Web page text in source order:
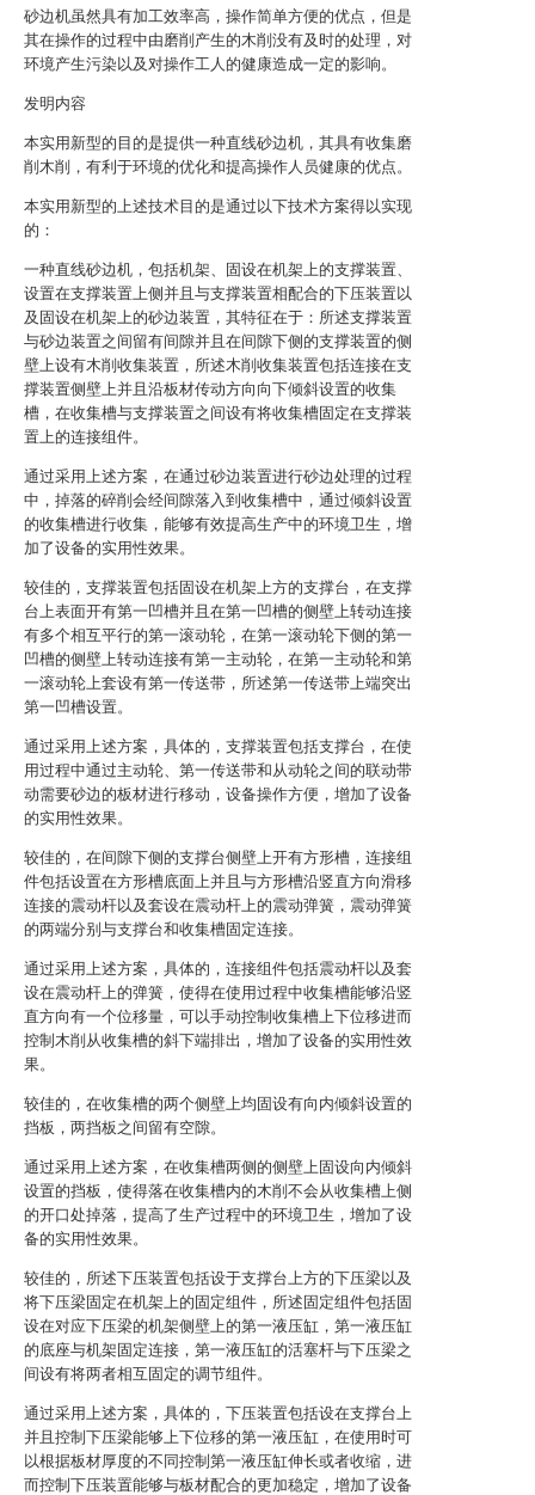
砂边机虽然具有加工效率高，操作简单方便的优点，但是
其在操作的过程中由磨削产生的木削没有及时的处理，对
环境产生污染以及对操作工人的健康造成一定的影响。
发明内容
本实用新型的目的是提供一种直线砂边机，其具有收集磨
削木削，有利于环境的优化和提高操作人员健康的优点。
本实用新型的上述技术目的是通过以下技术方案得以实现
的：
一种直线砂边机，包括机架、固设在机架上的支撑装置、
设置在支撑装置上侧并且与支撑装置相配合的下压装置以
及固设在机架上的砂边装置，其特征在于：所述支撑装置
与砂边装置之间留有间隙并且在间隙下侧的支撑装置的侧
壁上设有木削收集装置，所述木削收集装置包括连接在支
撑装置侧壁上并且沿板材传动方向向下倾斜设置的收集
槽，在收集槽与支撑装置之间设有将收集槽固定在支撑装
置上的连接组件。
通过采用上述方案，在通过砂边装置进行砂边处理的过程
中，掉落的碎削会经间隙落入到收集槽中，通过倾斜设置
的收集槽进行收集，能够有效提高生产中的环境卫生，增
加了设备的实用性效果。
较佳的，支撑装置包括固设在机架上方的支撑台，在支撑
台上表面开有第一凹槽并且在第一凹槽的侧壁上转动连接
有多个相互平行的第一滚动轮，在第一滚动轮下侧的第一
凹槽的侧壁上转动连接有第一主动轮，在第一主动轮和第
一滚动轮上套设有第一传送带，所述第一传送带上端突出
第一凹槽设置。
通过采用上述方案，具体的，支撑装置包括支撑台，在使
用过程中通过主动轮、第一传送带和从动轮之间的联动带
动需要砂边的板材进行移动，设备操作方便，增加了设备
的实用性效果。
较佳的，在间隙下侧的支撑台侧壁上开有方形槽，连接组
件包括设置在方形槽底面上并且与方形槽沿竖直方向滑移
连接的震动杆以及套设在震动杆上的震动弹簧，震动弹簧
的两端分别与支撑台和收集槽固定连接。
通过采用上述方案，具体的，连接组件包括震动杆以及套
设在震动杆上的弹簧，使得在使用过程中收集槽能够沿竖
直方向有一个位移量，可以手动控制收集槽上下位移进而
控制木削从收集槽的斜下端排出，增加了设备的实用性效
果。
较佳的，在收集槽的两个侧壁上均固设有向内倾斜设置的
挡板，两挡板之间留有空隙。
通过采用上述方案，在收集槽两侧的侧壁上固设向内倾斜
设置的挡板，使得落在收集槽内的木削不会从收集槽上侧
的开口处掉落，提高了生产过程中的环境卫生，增加了设
备的实用性效果。
较佳的，所述下压装置包括设于支撑台上方的下压梁以及
将下压梁固定在机架上的固定组件，所述固定组件包括固
设在对应下压梁的机架侧壁上的第一液压缸，第一液压缸
的底座与机架固定连接，第一液压缸的活塞杆与下压梁之
间设有将两者相互固定的调节组件。
通过采用上述方案，具体的，下压装置包括设在支撑台上
并且控制下压梁能够上下位移的第一液压缸，在使用时可
以根据板材厚度的不同控制第一液压缸伸长或者收缩，进
而控制下压装置能够与板材配合的更加稳定，增加了设备